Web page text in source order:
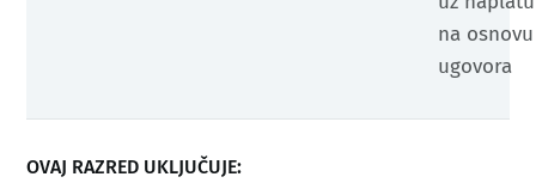
na osnovu
ugovora
OVAJ RAZRED UKLJUČUJE: